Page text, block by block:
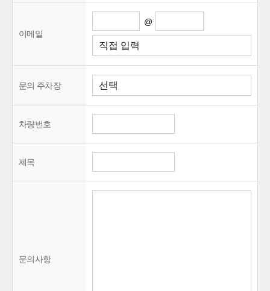
이메일
@
문의 주차장
차량번호
제목
문의사항